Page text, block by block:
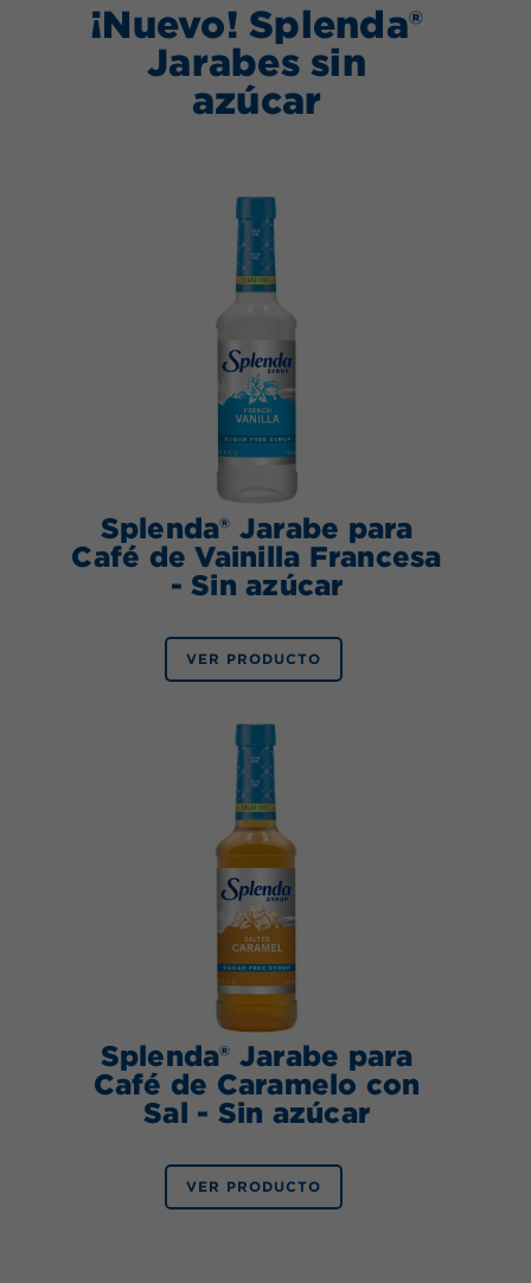
¡Nuevo! Splenda®
Jarabes sin
azúcar
Splenda® Jarabe para
Café de Vainilla Francesa
- Sin azúcar
VER PRODUCTO
Splenda® Jarabe para
Café de Caramelo con
Sal - Sin azúcar
VER PRODUCTO